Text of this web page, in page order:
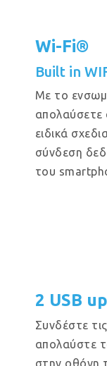
Wi-Fi®
Built in
Με το
απολαύσετε
ειδικά
σύνδεση
του
2 USB
Συνδέστε
απολαύστε
στην οθόνη